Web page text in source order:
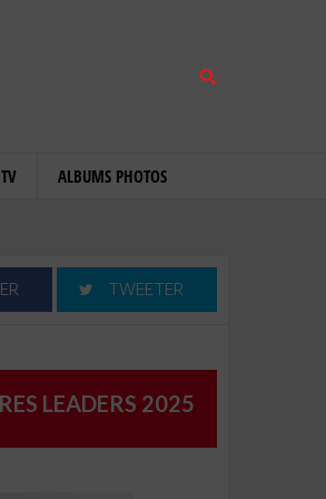
ALBUMS PHOTOS
TWEETER
LEADERS 2025